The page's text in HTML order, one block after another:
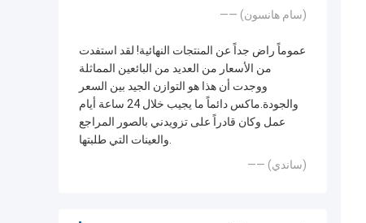
—— (سام هانسون)
عموماً راض جداً عن المنتجات النهائية! لقد استفدت
من الأسعار من العديد من البائعين المماثلة
ووجدت أن هذا هو التوازن الجيد بين السعر
والجودة.ماكس دائماً ما يجيب خلال 24 ساعة أيام
عمل وكان قادراً على تزويدني بالصور المراجع
والعينات التي طلبتها.
—— (ساندي)